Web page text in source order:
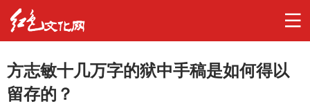
方志敏十几万字的狱中手稿是如何得以
留存的？